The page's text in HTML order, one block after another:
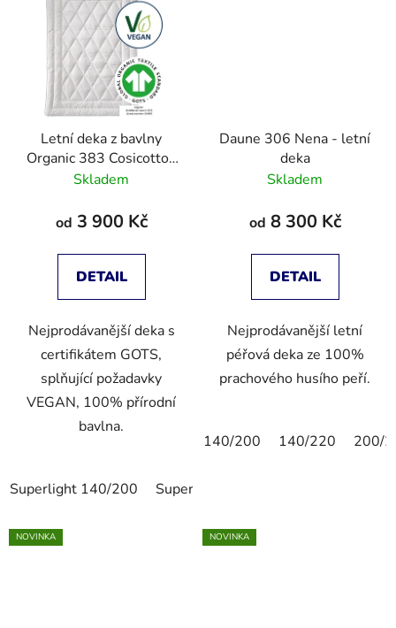
Letní deka z bavlny
Organic 383 Cosicotton
Nature - GOTS -
Skladem
od 3 900 Kč
DETAIL
Nejprodávanější deka s
certifikátem GOTS,
splňující požadavky
VEGAN, 100% přírodní
bavlna.
Superlight 140/200 Superlight 200/200
Daune 306 Nena - letní
deka
Skladem
od 8 300 Kč
DETAIL
Nejprodávanější letní
péřová deka ze 100%
prachového husího peří.
140/200 140/220 200/
NOVINKA NOVINKA